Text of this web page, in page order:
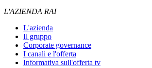
L'AZIENDA RAI
L'azienda
Il gruppo
Corporate governance
I canali e l'offerta
Informativa sull'offerta tv